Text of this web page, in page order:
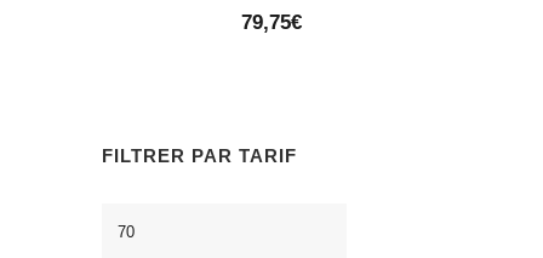
79,75€
FILTRER PAR TARIF